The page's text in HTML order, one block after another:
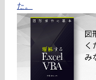
た。